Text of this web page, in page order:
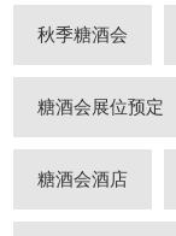
秋季糖酒会
糖酒会展位预定
糖酒会酒店